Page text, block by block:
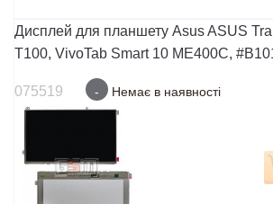
Дисплей для планшету Asus ASUS
T100, VivoTab Smart 10 ME400C,
075519 - Немає в наявності